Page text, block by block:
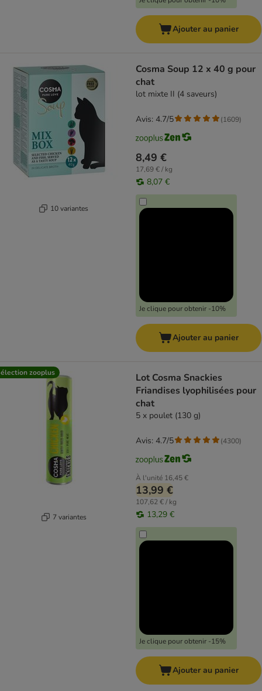
Ajouter au panier
10 variantes
Cosma Soup 12 x 40 g pour
chat
lot mixte II (4 saveurs)
8,49 €
17,69 € / kg
8,07 €
Je clique pour obtenir -10%
Avis: 4.7/5 (1609)
Ajouter au panier
zooplus
7 variantes
Lot Cosma Snackies
Friandises lyophilisées pour
chat
5 x poulet (130 g)
À l'unité 16,45 €
13,99 €
107,62 € / kg
13,29 €
Je clique pour obtenir -15%
Avis: 4.7/5 (4300)
Ajouter au panier